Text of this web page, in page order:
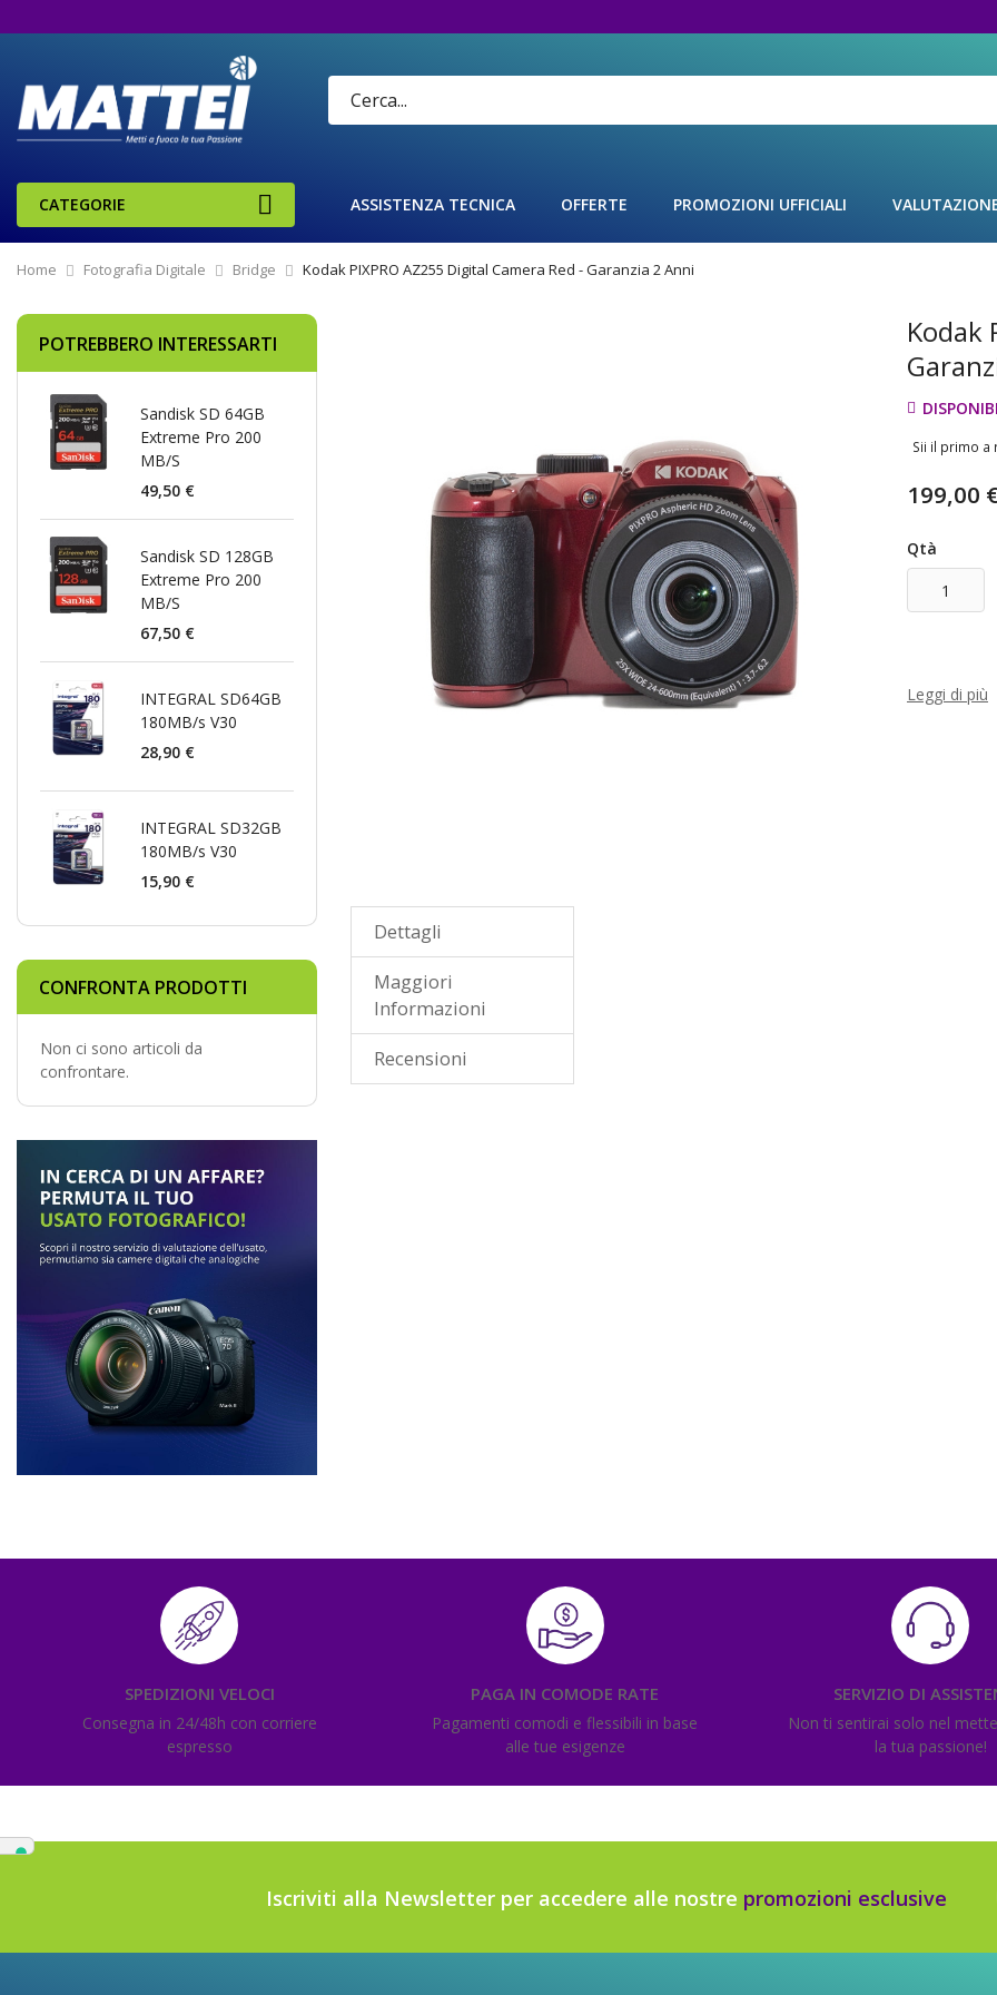
CATEGORIE ASSISTENZA TECNICA OFFERTE PROMOZIONI UFFICIALI
Home Fotografia Digitale Bridge Kodak PIXPRO AZ255 Digital Camera Red - Garanzia 2 Anni
all'inizio
immagini
Kodak
Sii il primo
199,00
Qtà
Leggi di più
Dettagli
Maggiori
Informazioni
Recensioni
POTREBBERO INTERESSARTI
Sandisk SD 64GB
Extreme Pro 200
MB/S
49,50 €
Sandisk SD 128GB
Extreme Pro 200
MB/S
67,50 €
INTEGRAL SD64GB
180MB/s V30
28,90 €
INTEGRAL SD32GB
180MB/s V30
15,90 €
CONFRONTA PRODOTTI
Non ci sono articoli da
confrontare.
SPEDIZIONI VELOCI
Consegna in 24/48h con corriere
espresso
PAGA IN COMODE RATE
Pagamenti comodi e flessibili in base
alle tue esigenze
SERVIZIO DI
Non ti sentirai solo nel
la tua passione!
Iscriviti alla Newsletter per accedere alle nostre promozioni esclusive